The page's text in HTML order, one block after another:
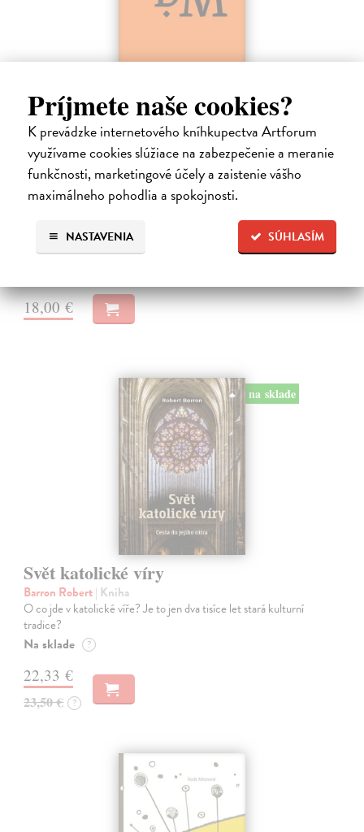
Príjmete naše cookies?
K prevádzke internetového kníhkupectva Artforum
využívame cookies slúžiace na zabezpečenie a meranie
funkčnosti, marketingové účely a zaistenie vášho
maximálneho pohodlia a spokojnosti.
SÚHLASÍM
NASTAVENIA
Dominik Mokoš OFM (1718-1776) a jeho
kazateľská tvorba
Škovierová Angela
| Kniha
Ide o titul, ktorým naše vydavateľstvo pokračuje v mapovaní
františkánskeho príspevku k našej kultúre. Františkán Dominik
Mokoš patril medzi najplodnejších a najpozoruhodnejších slovenských
autorov homiletickej…
18,00 €
na sklade
Svět katolické víry
Barron Robert| Kniha
O co jde v katolické víře? Je to jen dva tisíce let stará kulturní
tradice?
Na sklade ?
22,33 €
23,50 € ?